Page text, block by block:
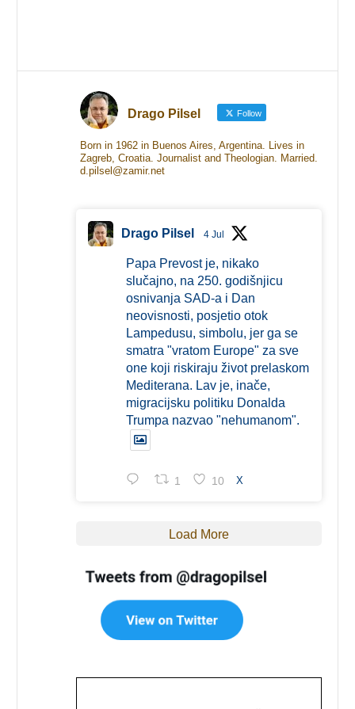
Drago Pilsel Follow
Born in 1962 in Buenos Aires, Argentina. Lives in
Zagreb, Croatia. Journalist and Theologian. Married.
d.pilsel@zamir.net
Drago Pilsel 4 Jul
Papa Prevost je, nikako
slučajno, na 250. godišnjicu
osnivanja SAD-a i Dan
neovisnosti, posjetio otok
Lampedusu, simbolu, jer ga se
smatra "vratom Europe" za sve
one koji riskiraju život prelaskom
Mediterana. Lav je, inače,
migracijsku politiku Donalda
Trumpa nazvao "nehumanom".
1 10 X
Load More